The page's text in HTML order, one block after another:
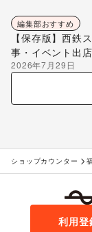
編集部おすすめ
【保存版】西鉄
事・イベント出
2026年7月29日
ショップカウンター
利用登